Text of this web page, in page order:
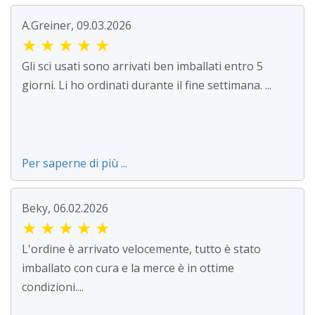
A.Greiner, 09.03.2026
★ ★ ★ ★ ★
Gli sci usati sono arrivati ben imballati entro 5
giorni. Li ho ordinati durante il fine settimana. ...
Per saperne di più ...
Beky, 06.02.2026
★ ★ ★ ★ ★
L'ordine è arrivato velocemente, tutto è stato
imballato con cura e la merce è in ottime
condizioni....